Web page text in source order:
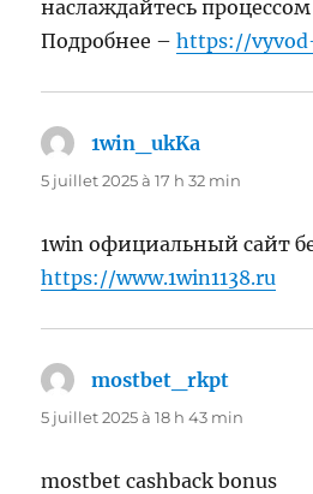
наслаждайтесь
Подробнее –https://
1win_ukKa
5 juillet 2025 à 17 h 32 min
1win официальный сайт
https://www.1win1138.ru
mostbet_rkpt
5 juillet 2025 à 18 h 43 min
mostbet cashback bonus